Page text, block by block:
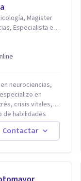
Magister
Especialista en
en
crisis vitales,
de habilidades
además
Contactar